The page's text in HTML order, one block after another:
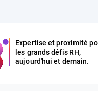
Couronne
Expertise et proximité
les grands défis RH,
aujourd'hui et demain.
proximité pour
RH,
demain.